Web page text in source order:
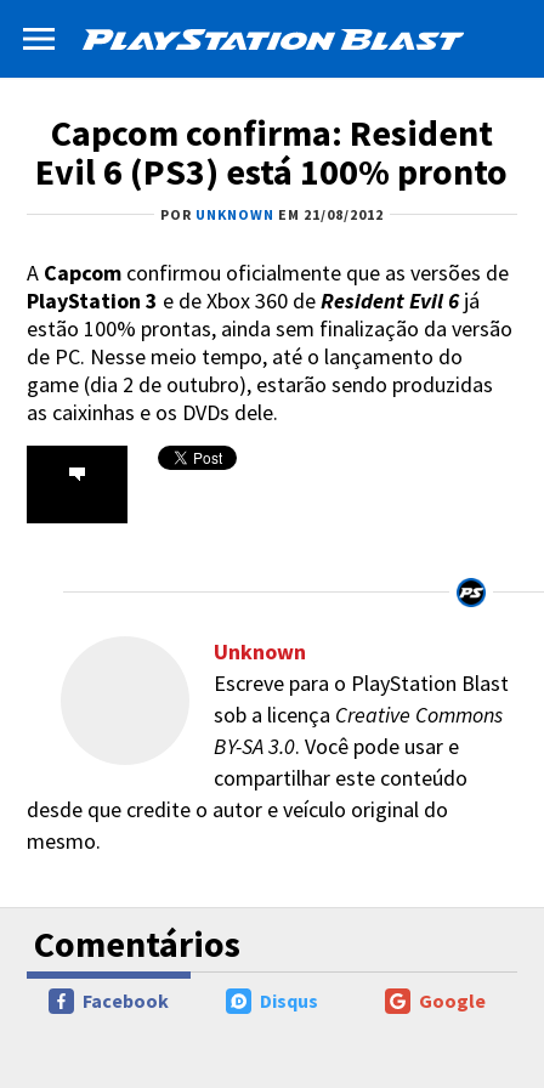
Capcom confirma: Resident
Evil 6 (PS3) está 100% pronto
POR UNKNOWN EM 21/08/2012
A Capcom confirmou oficialmente que as versões de
PlayStation 3 e de Xbox 360 deResident Evil 6já
estão 100% prontas, ainda sem finalização da versão
de PC. Nesse meio tempo, até o lançamento do
game (dia 2 de outubro), estarão sendo produzidas
as caixinhas e os DVDs dele.
Unknown
Escreve para o PlayStation Blast
sob a licença Creative Commons
BY-SA 3.0. Você pode usar e
compartilhar este conteúdo
desde que credite o autor e veículo original do
mesmo.
Comentários
Google
Disqus
Facebook